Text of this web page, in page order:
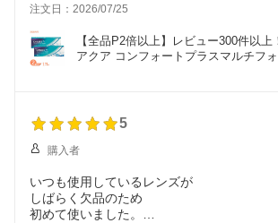
注文日：2026/07/25
【全品P2倍以上】レビュー300件以
アクア コンフォートプラスマルチフォ
5
購入者
いつも使用しているレンズが
しばらく欠品のため
初めて使いました。